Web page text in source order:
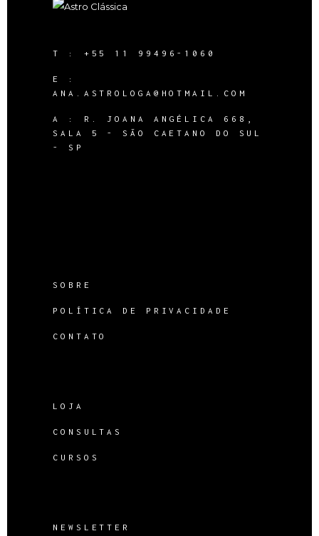
T : +55 11 99496-1060
E :
ANA.ASTROLOGA@HOTMAIL.COM
A :
R. JOANA ANGÉLICA 668,
SALA 5 - SÃO CAETANO DO SUL
- SP
SOBRE
POLÍTICA DE PRIVACIDADE
CONTATO
LOJA
CONSULTAS
CURSOS
NEWSLETTER